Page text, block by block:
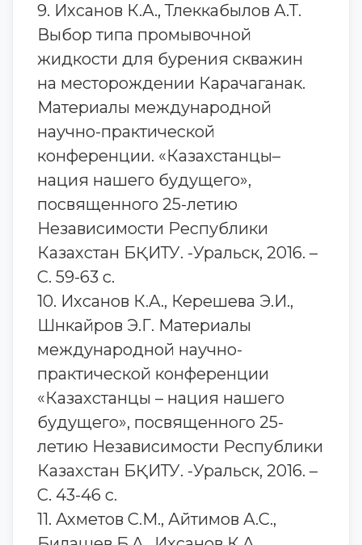
9. Ихсанов К.А., Тлеккабылов А.Т.
Выбор типа промывочной
жидкости для бурения скважин
на месторождении Карачаганак.
Материалы международной
научно-практической
конференции. «Казахстанцы–
нация нашего будущего»,
посвященного 25-летию
Независимости Республики
Казахстан БҚИТУ. -Уральск, 2016. –
С. 59-63 с.
10. Ихсанов К.А., Керешева Э.И.,
Шнкайров Э.Г. Материалы
международной научно-
практической конференции
«Казахстанцы – нация нашего
будущего», посвященного 25-
летию Независимости Республики
Казахстан БҚИТУ. -Уральск, 2016. –
С. 43-46 с.
11. Ахметов С.М., Айтимов А.С.,